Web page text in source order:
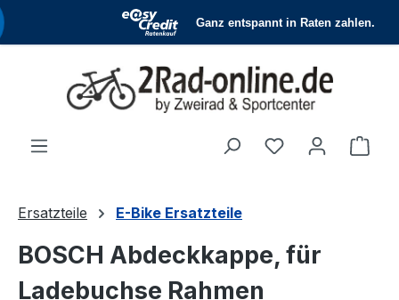
Zum Hauptinhalt springen
Du hast 0
Ersatzteile E-Bike Ersatzteile
BOSCH Abdeckkappe, für
Ladebuchse Rahmen